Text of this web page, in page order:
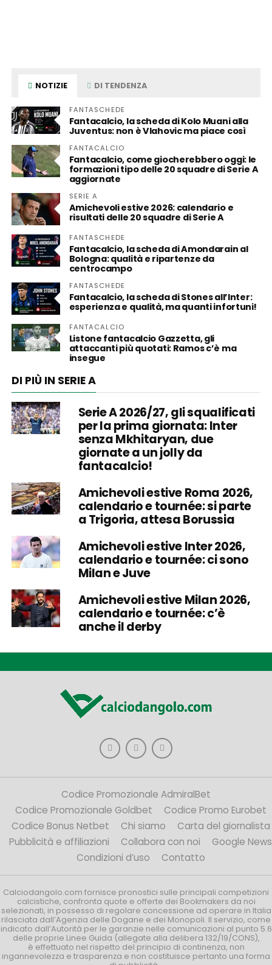
NOTIZIE DI TENDENZA
FANTASCHEDE
Fantacalcio, la scheda di Kolo Muani alla
Juventus: non è Vlahovic ma piace così
FANTACALCIO
Fantacalcio, come giocherebbero oggi: le
formazioni tipo delle 20 squadre di Serie A
aggiornate
SERIE A
Amichevoli estive 2026: calendario e
risultati delle 20 squadre di Serie A
FANTASCHEDE
Fantacalcio, la scheda di Amondarain al
Bologna: qualità e ripartenze da
centrocampo
FANTASCHEDE
Fantacalcio, la scheda di Stones all’Inter:
esperienza e qualità, ma quanti infortuni!
FANTACALCIO
Listone fantacalcio Gazzetta, gli
attaccanti più quotati: Ramos c’è ma
insegue
DI PIÙ IN SERIE A
Serie A 2026/27, gli squalificati
per la prima giornata: Inter
senza Mkhitaryan, due
giornate a un jolly da
fantacalcio!
Amichevoli estive Roma 2026,
calendario e tournée: si parte
a Trigoria, attesa Borussia
Amichevoli estive Inter 2026,
calendario e tournée: ci sono
Milan e Juve
Amichevoli estive Milan 2026,
calendario e tournée: c’è
anche il derby
Codice Promozionale AdmiralBet
Codice Promozionale Goldbet
Codice Promo Eurobet
Codice Bonus Netbet
Chi siamo
Carta del giornalista
Pubblicità e affiliazioni
Collabora con noi
Google News
Condizioni d’uso
Contatto
Calciodangolo.com fornisce pronostici sulle principali competizioni
calcistiche, confronta quote e offerte dei Bookmakers da noi
selezionati, in possesso di regolare concessione ad operare in Italia
rilasciata dall’Agenzia delle Dogane e dei Monopoli. Il servizio, come
indicato dall’Autorità per le garanzie nelle comunicazioni al punto 5.6
delle proprie Linee Guida (allegate alla delibera 132/19/CONS),
è effettuato nel rispetto del principio di continenza, non
ingannevolezza e trasparenza e non costituisce pertanto una forma